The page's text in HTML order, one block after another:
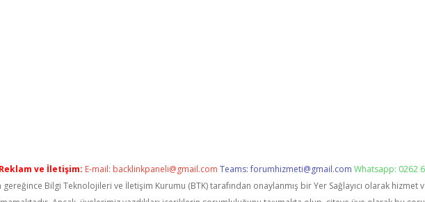
Reklam ve İletişim: E-mail: backlinkpaneli@gmail.com Teams:forumhizmeti@gmail.com Whatsapp: 0262
gereğince Bilgi Teknolojileri ve İletişim Kurumu (BTK) tarafından onaylanmış bir Yer Sağlayıcı olarak